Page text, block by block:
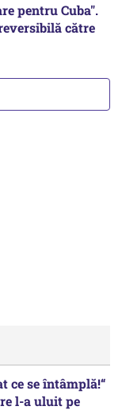
pentru Cuba".
către
ce se întâmplă!“
l-a uluit pe